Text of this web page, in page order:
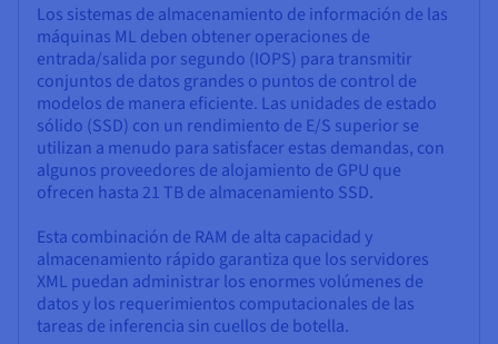
Los sistemas de almacenamiento de información de las
máquinas ML deben obtener operaciones de
entrada/salida por segundo (IOPS) para transmitir
conjuntos de datos grandes o puntos de control de
modelos de manera eficiente. Las unidades de estado
sólido (SSD) con un rendimiento de E/S superior se
utilizan a menudo para satisfacer estas demandas, con
algunos proveedores de alojamiento de GPU que
ofrecen hasta 21 TB de almacenamiento SSD.
Esta combinación de RAM de alta capacidad y
almacenamiento rápido garantiza que los servidores
XML puedan administrar los enormes volúmenes de
datos y los requerimientos computacionales de las
tareas de inferencia sin cuellos de botella.